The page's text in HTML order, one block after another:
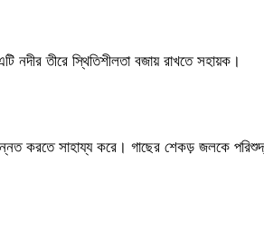
নদীর তীরে স্থিতিশীলতা বজায় রাখতে সহায়ক।
করতে সাহায্য করে। গাছের শেকড় জলকে